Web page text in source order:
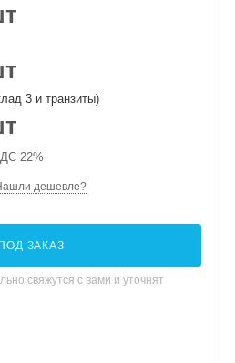
3 и транзиты)
22%
дешевле?
ПОД ЗАКАЗ
свяжутся с вами и уточнят